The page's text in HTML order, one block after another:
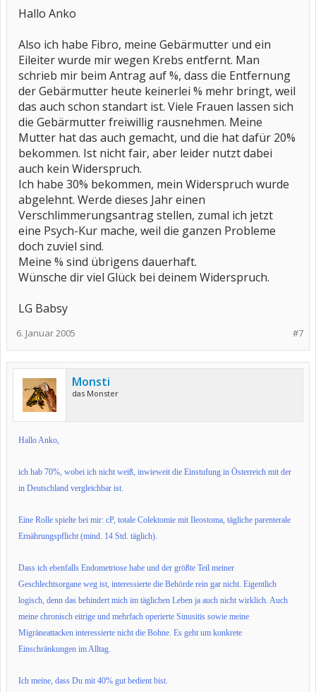
Hallo Anko
Also ich habe Fibro, meine Gebärmutter und ein
Eileiter wurde mir wegen Krebs entfernt. Man
schrieb mir beim Antrag auf %, dass die Entfernung
der Gebärmutter heute keinerlei % mehr bringt, weil
das auch schon standart ist. Viele Frauen lassen sich
die Gebärmutter freiwillig rausnehmen. Meine
Mutter hat das auch gemacht, und die hat dafür 20%
bekommen. Ist nicht fair, aber leider nutzt dabei
auch kein Widerspruch.
Ich habe 30% bekommen, mein Widerspruch wurde
abgelehnt. Werde dieses Jahr einen
Verschlimmerungsantrag stellen, zumal ich jetzt
eine Psych-Kur mache, weil die ganzen Probleme
doch zuviel sind.
Meine % sind übrigens dauerhaft.
Wünsche dir viel Glück bei deinem Widerspruch.
LG Babsy
#7
6. Januar 2005
Monsti
das Monster
Hallo Anko,
ich hab 70%, wobei ich nicht weiß, inwieweit die Einstufung in Österreich mit der
in Deutschland vergleichbar ist.
Eine Rolle spielte bei mir: cP, totale Colektomie mit Ileostoma, tägliche parenterale
Ernährungspflicht (mind. 14 Std. täglich).
Dass ich ebenfalls Endometriose habe und der größte Teil meiner
Geschlechtsorgane weg ist, interessierte die Behörde rein gar nicht. Eigentlich
logisch, denn das behindert mich im täglichen Leben ja auch nicht wirklich. Auch
meine chronisch eitrige und mehrfach operierte Sinusitis sowie meine
Migräneattacken interessierte nicht die Bohne. Es geht um konkrete
Einschränkungen im Alltag.
Ich meine, dass Du mit 40% gut bedient bist.